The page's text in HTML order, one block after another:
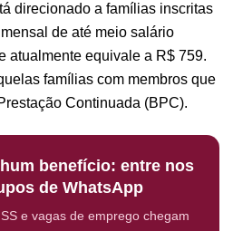
direcionado a famílias inscritas
de até meio salário
atualmente equivale a R$ 759.
famílias com membros que
Continuada (BPC).
benefício: entre nos
de WhatsApp
e vagas de emprego chegam